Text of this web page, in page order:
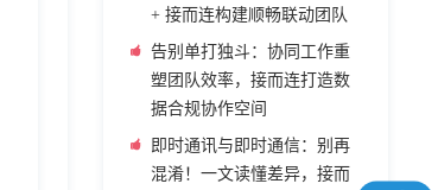
+ 接而连构建顺畅联动团队
告别单打独斗：协同工作重
塑团队效率，接而连打造数
据合规协作空间
即时通讯与即时通信：别再
混淆！一文读懂差异，接而